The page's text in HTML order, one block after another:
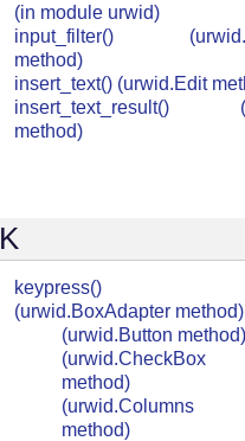
(in module urwid)
input_filter()
method)
insert_text() (urwid.Edit
insert_text_result()
method)
K
keypress()
(urwid.BoxAdapter method)
(urwid.Button method)
(urwid.CheckBox
method)
(urwid.Columns
method)